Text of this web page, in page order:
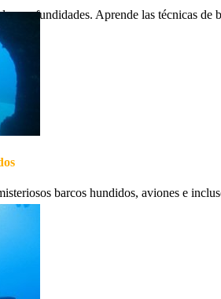
profundidades. Aprende las técnicas
barcos hundidos, aviones e